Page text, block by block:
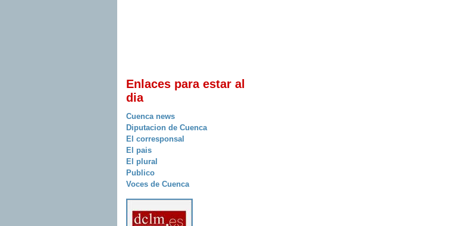
Enlaces para estar al
dia
Cuenca news
Diputacion de Cuenca
El corresponsal
El pais
El plural
Publico
Voces de Cuenca